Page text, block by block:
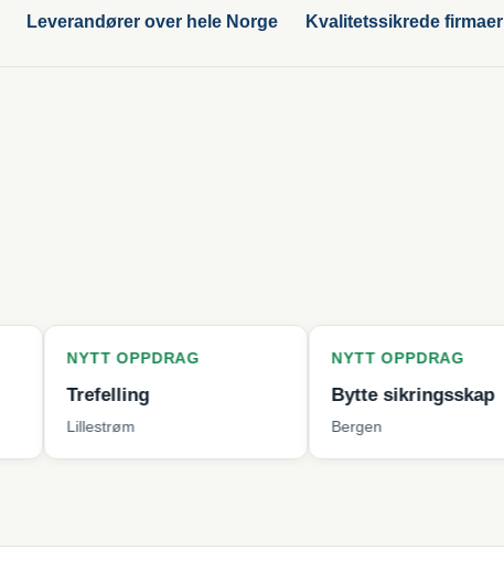
Leverandører over hele Norge Kvalitetssikrede firmaer
OPPDRAG NYTT OPPDRAG
Bytte sikringsskap